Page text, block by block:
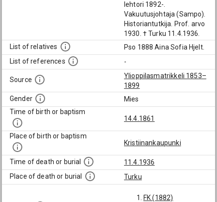
lehtori 1892-.
Vakuutusjohtaja (Sampo).
Historiantutkija. Prof. arvo
1930. † Turku 11.4.1936.
List of relatives
Pso 1888 Aina Sofia Hjelt.
List of references
-
Source
Ylioppilasmatrikkeli 1853–
1899
Gender
Mies
Time of birth or baptism
14.4.1861
Place of birth or baptism
Kristiinankaupunki
Time of death or burial
11.4.1936
Place of death or burial
Turku
FK (1882)